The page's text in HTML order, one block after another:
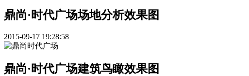
鼎尚·时代广场场地分析效果图
2015-09-17 19:28:58
鼎尚·时代广场建筑鸟瞰效果图